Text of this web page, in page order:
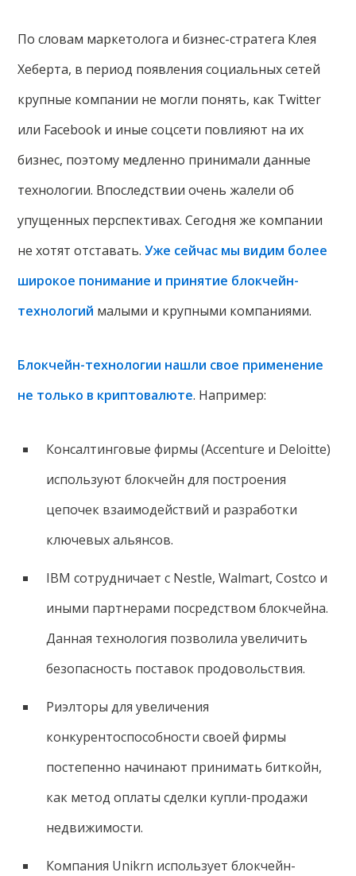
По словам маркетолога и бизнес-стратега Клея
Хеберта, в период появления социальных сетей
крупные компании не могли понять, как Twitter
или Facebook и иные соцсети повлияют на их
бизнес, поэтому медленно принимали данные
технологии. Впоследствии очень жалели об
упущенных перспективах. Сегодня же компании
не хотят отставать.Уже сейчас мы видим более
широкое понимание и принятие блокчейн-
технологий малыми и крупными компаниями.
Блокчейн-технологии нашли свое применение
не только в криптовалюте. Например:
Консалтинговые фирмы (Accenture и Deloitte)
используют блокчейн для построения
цепочек взаимодействий и разработки
ключевых альянсов.
IBM сотрудничает с Nestle, Walmart, Costco и
иными партнерами посредством блокчейна.
Данная технология позволила увеличить
безопасность поставок продовольствия.
Риэлторы для увеличения
конкурентоспособности своей фирмы
постепенно начинают принимать биткойн,
как метод оплаты сделки купли-продажи
недвижимости.
Компания Unikrn использует блокчейн-